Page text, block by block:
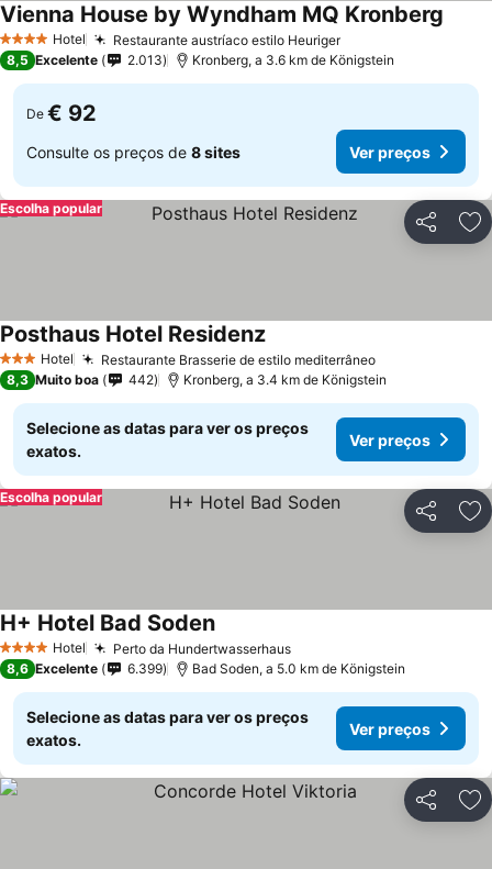
4 EstrelasHotel Restaurante austríaco estilo Heuriger
Vienna House by Wyndham MQ Kronberg
8,5 Excelente 2.013 Kronberg, a 3.6 km de Königstein
De € 92
Consulte os preços de 8 sites Ver preços
Partilhar
Escolha popular
3 EstrelasHotel Restaurante Brasserie de estilo mediterrâneo
Posthaus Hotel Residenz
8,3 Muito boa 442 Kronberg, a 3.4 km de Königstein
Selecione as datas para ver os preços
exatos.
Ver preços
Partilhar
Escolha popular
4 EstrelasHotel Perto da Hundertwasserhaus
H+ Hotel Bad Soden
8,6 Excelente 6.399 Bad Soden, a 5.0 km de Königstein
Selecione as datas para ver os preços
exatos.
Ver preços
Partilhar